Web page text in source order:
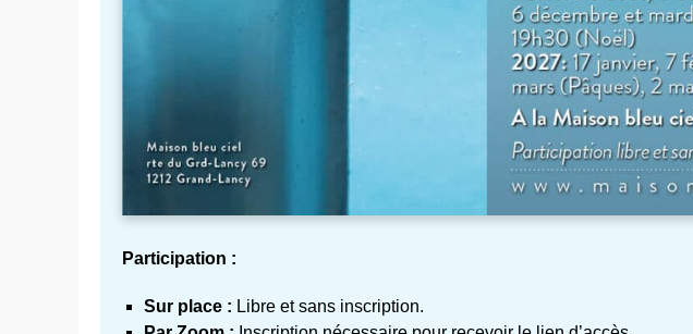
Participation :
Sur place : Libre et sans inscription.